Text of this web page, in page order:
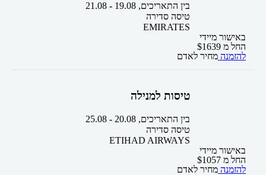
בין התאריכים, -
21.08
טיסה סדירה
EMIRATES
באישור מיידי
החל מ
$1639
להזמנה מחיר לאדם
טיסות למנילה
בין התאריכים, -
25.08
טיסה סדירה
ETIHAD AIRWAYS
באישור מיידי
החל מ
$1057
להזמנה מחיר לאדם